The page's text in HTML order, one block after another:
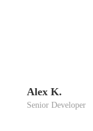
Alex K.
Seni­or Deve­lo­per